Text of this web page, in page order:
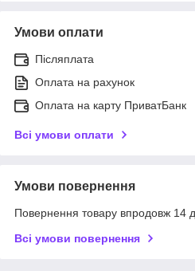
Умови оплати
Післяплата
Оплата на рахунок
Оплата на карту ПриватБанк
Всі умови оплати
Умови повернення
Повернення товару впродовж 14
Всі умови повернення